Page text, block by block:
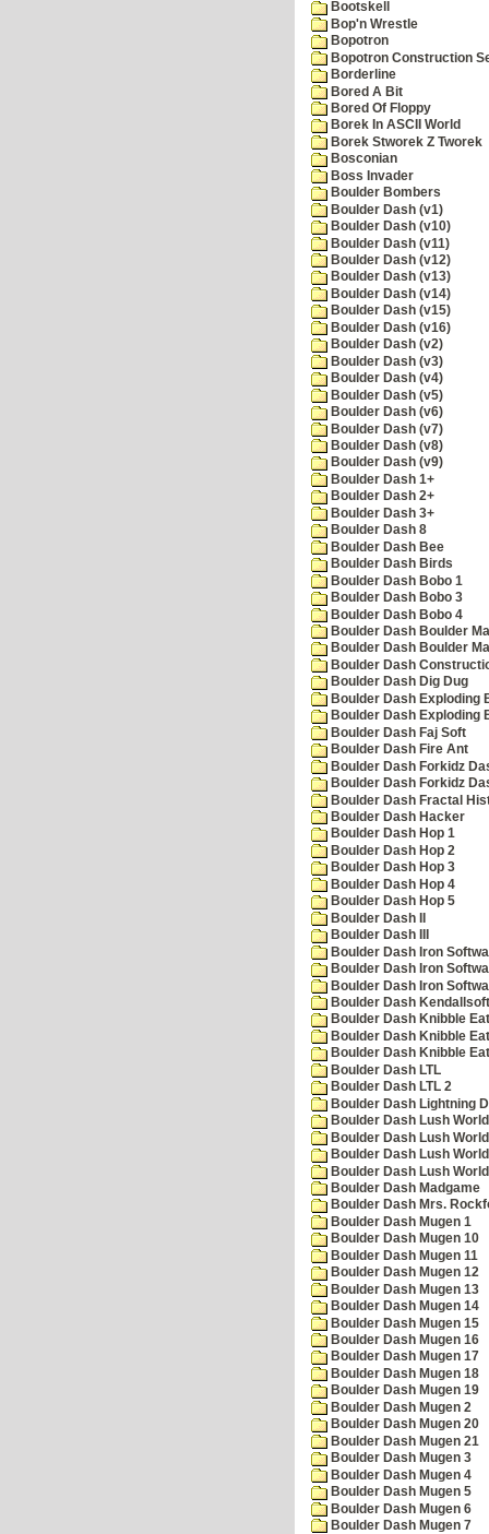
Bootskell
Bop'n Wrestle
Bopotron
Bopotron Construction
Borderline
Bored A Bit
Bored Of Floppy
Borek In ASCII World
Borek Stworek Z Tworek
Bosconian
Boss Invader
Boulder Bombers
Boulder Dash (v1)
Boulder Dash (v10)
Boulder Dash (v11)
Boulder Dash (v12)
Boulder Dash (v13)
Boulder Dash (v14)
Boulder Dash (v15)
Boulder Dash (v16)
Boulder Dash (v2)
Boulder Dash (v3)
Boulder Dash (v4)
Boulder Dash (v5)
Boulder Dash (v6)
Boulder Dash (v7)
Boulder Dash (v8)
Boulder Dash (v9)
Boulder Dash 1+
Boulder Dash 2+
Boulder Dash 3+
Boulder Dash 8
Boulder Dash Bee
Boulder Dash Birds
Boulder Dash Bobo 1
Boulder Dash Bobo 3
Boulder Dash Bobo 4
Boulder Dash Boulder
Boulder Dash Boulder
Boulder Dash
Boulder Dash Dig Dug
Boulder Dash Exploding
Boulder Dash Exploding
Boulder Dash Faj Soft
Boulder Dash Fire Ant
Boulder Dash Forkidz
Boulder Dash Forkidz
Boulder Dash Fractal
Boulder Dash Hacker
Boulder Dash Hop 1
Boulder Dash Hop 2
Boulder Dash Hop 3
Boulder Dash Hop 4
Boulder Dash Hop 5
Boulder Dash II
Boulder Dash III
Boulder Dash Iron
Boulder Dash Iron
Boulder Dash Iron
Boulder Dash
Boulder Dash Knibble
Boulder Dash Knibble
Boulder Dash Knibble
Boulder Dash LTL
Boulder Dash LTL 2
Boulder Dash Lightning
Boulder Dash Lush
Boulder Dash Lush
Boulder Dash Lush
Boulder Dash Lush
Boulder Dash Madgame
Boulder Dash Mrs.
Boulder Dash Mugen 1
Boulder Dash Mugen 10
Boulder Dash Mugen 11
Boulder Dash Mugen 12
Boulder Dash Mugen 13
Boulder Dash Mugen 14
Boulder Dash Mugen 15
Boulder Dash Mugen 16
Boulder Dash Mugen 17
Boulder Dash Mugen 18
Boulder Dash Mugen 19
Boulder Dash Mugen 2
Boulder Dash Mugen 20
Boulder Dash Mugen 21
Boulder Dash Mugen 3
Boulder Dash Mugen 4
Boulder Dash Mugen 5
Boulder Dash Mugen 6
Boulder Dash Mugen 7